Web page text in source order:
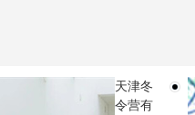
天津冬
令营有